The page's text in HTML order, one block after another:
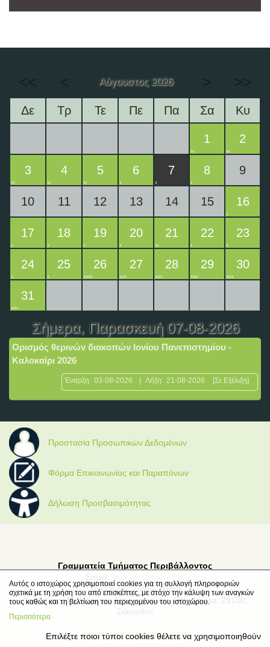
<< < Αύγουστος 2026 > >>
Δε Τρ Τε Πε Πα Σα Κυ
1 2
3 4 5 6 7 8 9
10 11 12 13 14 15 16
17 18 19 20 21 22 23
24 25 26 27 28 29 30
31
Σήμερα, Παρασκευή 07-08-2026
Ορισμός θερινών διακοπών Ιονίου Πανεπιστημίου -
Καλοκαίρι 2026
Έναρξη: 03-08-2026 Λήξη: 21-08-2026 [Σε Εξέλιξη]
Προστασία Προσωπικών Δεδομένων
Φόρμα Επικοινωνίας και Παραπόνων
Δήλωση Προσβασιμότητας
Γραμματεία Τμήματος Περιβάλλοντος
Email:
Τηλέφωνο: 2695021050
Διεύθυνση: Μ. Μινώτου-Γιαννοπούλου, Παναγούλα, 29100,
Ζάκυνθος
ΤΜΗΜΑ ΠΕΡΙΒΑΛΛΟΝΤΟΣ
Αυτός ο ιστοχώρος χρησιμοποιεί cookies για τη συλλογή πληροφοριών
σχετικά με τη χρήση του από επισκέπτες, με στόχο την κάλυψη των αναγκών
τους καθώς και τη βελτίωση του περιεχομένου του ιστοχώρου.
Περισσότερα
Επιλέξτε ποιοι τύποι cookies θέλετε να χρησιμοποιηθούν